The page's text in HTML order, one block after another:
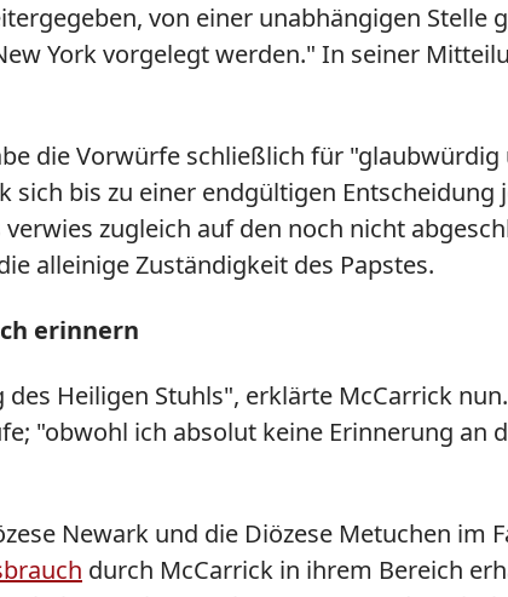
von einer unabhängigen Stelle
York vorgelegt werden." In seiner
die Vorwürfe schließlich für
sich bis zu einer endgültigen
zugleich auf den noch nicht
alleinige Zuständigkeit des Papstes.
erinnern
Heiligen Stuhls", erklärte McCarrick
"obwohl ich absolut keine Erinnerung an
Newark und die Diözese Metuchen im
durch McCarrick in ihrem Bereich